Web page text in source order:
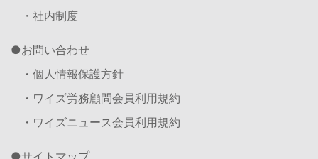
・社内制度
お問い合わせ
・個人情報保護方針
・ワイズ労務顧問会員利用規約
・ワイズニュース会員利用規約